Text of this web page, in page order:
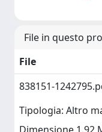
File in questo
File
838151-
Tipologia: Altro